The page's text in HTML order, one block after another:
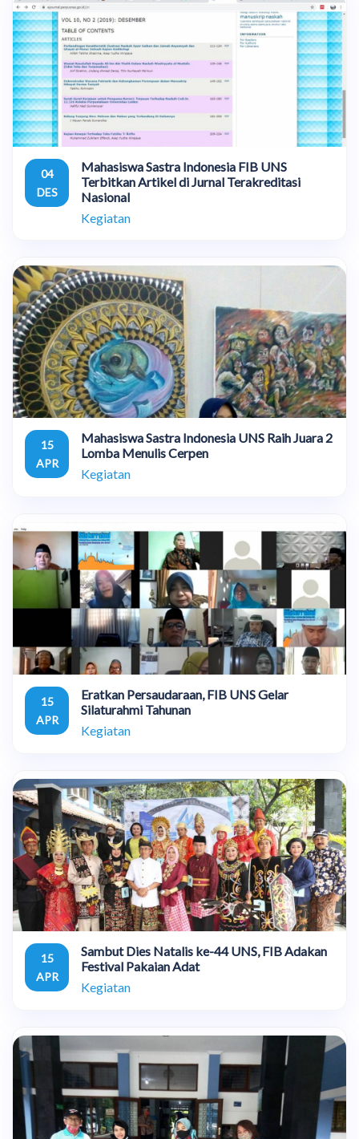
04
DES
Mahasiswa Sastra Indonesia FIB UNS
Terbitkan Artikel di Jurnal Terakreditasi
Nasional
Kegiatan
15
APR
Mahasiswa Sastra Indonesia UNS Raih Juara 2
Lomba Menulis Cerpen
Kegiatan
15
APR
Eratkan Persaudaraan, FIB UNS Gelar
Silaturahmi Tahunan
Kegiatan
15
APR
Sambut Dies Natalis ke-44 UNS, FIB Adakan
Festival Pakaian Adat
Kegiatan